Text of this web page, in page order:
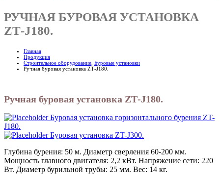
РУЧНАЯ БУРОВАЯ УСТАНОВКА
ZТ-J180.
Главная
Продукция
Строительное оборудование Буровые установки
Ручная буровая установка ZТ-J180.
Ручная буровая установка ZТ-J180.
Буровая установка горизонтального бурения ZT-
J180.
Буровая установка ZТ-J300.
Глубина бурения: 50 м. Диаметр сверления 60-200 мм.
Мощность главного двигателя: 2,2 кВт. Напряжение сети: 220
Вт. Диаметр бурильной трубы: 25 мм. Вес: 14 кг.